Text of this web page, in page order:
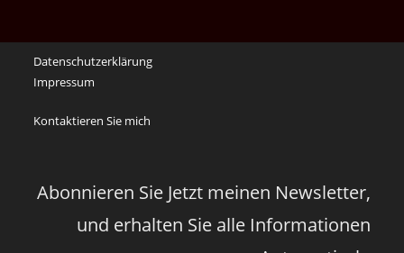
an
die
Corona
Zeiten
Datenschutzerklärung
Impressum
Kontaktieren Sie mich
Abonnieren Sie Jetzt meinen Newsletter,
und erhalten Sie alle Informationen